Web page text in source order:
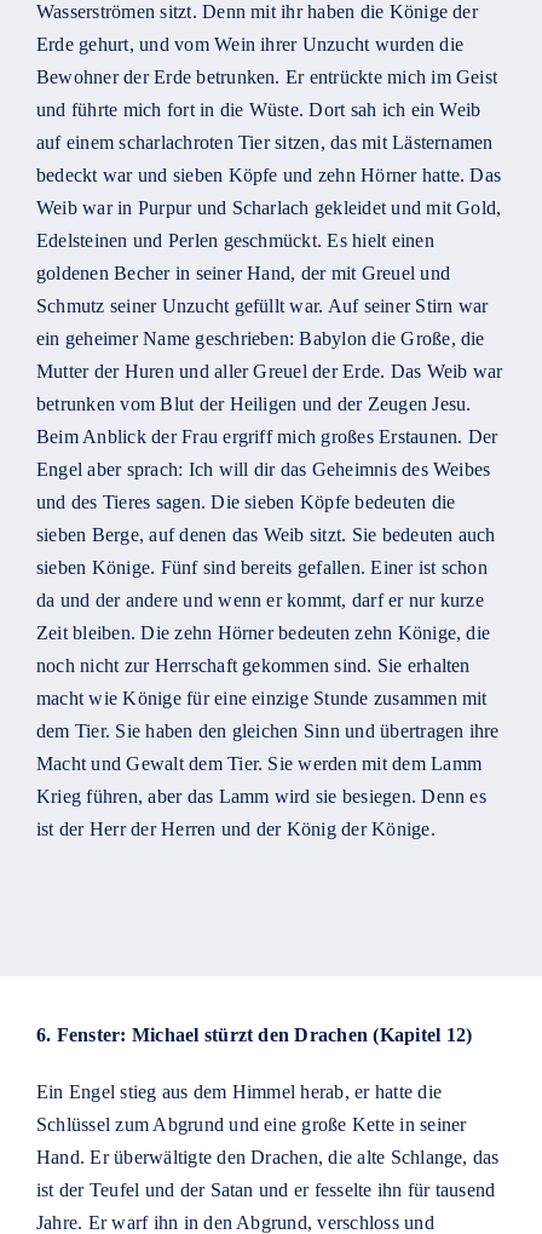
Wasserströmen sitzt. Denn mit ihr haben die Könige der
Erde gehurt, und vom Wein ihrer Unzucht wurden die
Bewohner der Erde betrunken. Er entrückte mich im Geist
und führte mich fort in die Wüste. Dort sah ich ein Weib
auf einem scharlachroten Tier sitzen, das mit Lästernamen
bedeckt war und sieben Köpfe und zehn Hörner hatte. Das
Weib war in Purpur und Scharlach gekleidet und mit Gold,
Edelsteinen und Perlen geschmückt. Es hielt einen
goldenen Becher in seiner Hand, der mit Greuel und
Schmutz seiner Unzucht gefüllt war. Auf seiner Stirn war
ein geheimer Name geschrieben: Babylon die Große, die
Mutter der Huren und aller Greuel der Erde. Das Weib war
betrunken vom Blut der Heiligen und der Zeugen Jesu.
Beim Anblick der Frau ergriff mich großes Erstaunen. Der
Engel aber sprach: Ich will dir das Geheimnis des Weibes
und des Tieres sagen. Die sieben Köpfe bedeuten die
sieben Berge, auf denen das Weib sitzt. Sie bedeuten auch
sieben Könige. Fünf sind bereits gefallen. Einer ist schon
da und der andere und wenn er kommt, darf er nur kurze
Zeit bleiben. Die zehn Hörner bedeuten zehn Könige, die
noch nicht zur Herrschaft gekommen sind. Sie erhalten
macht wie Könige für eine einzige Stunde zusammen mit
dem Tier. Sie haben den gleichen Sinn und übertragen ihre
Macht und Gewalt dem Tier. Sie werden mit dem Lamm
Krieg führen, aber das Lamm wird sie besiegen. Denn es
ist der Herr der Herren und der König der Könige.
6. Fenster: Michael stürzt den Drachen (Kapitel 12)
Ein Engel stieg aus dem Himmel herab, er hatte die
Schlüssel zum Abgrund und eine große Kette in seiner
Hand. Er überwältigte den Drachen, die alte Schlange, das
ist der Teufel und der Satan und er fesselte ihn für tausend
Jahre. Er warf ihn in den Abgrund, verschloss und